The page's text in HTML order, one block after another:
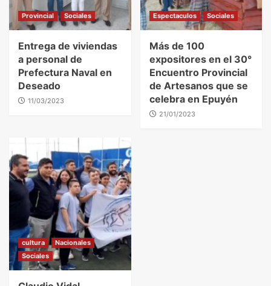
Provincial Sociales
Entrega de viviendas
a personal de
Prefectura Naval en
Deseado
11/03/2023
Espectaculos Sociales
Más de 100
expositores en el 30°
Encuentro Provincial
de Artesanos que se
celebra en Epuyén
21/01/2023
cultura
Nacionales
Sociales